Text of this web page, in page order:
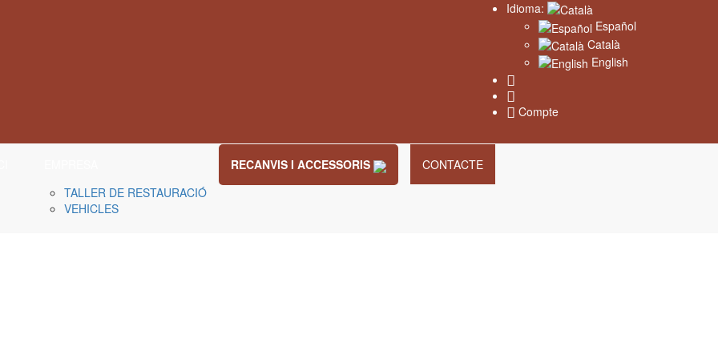
Idioma:
Español
Català
English
Compte
TALLER DE RESTAURACIÓ
VEHICLES
RECANVIS I ACCESSORIS CONTACTE